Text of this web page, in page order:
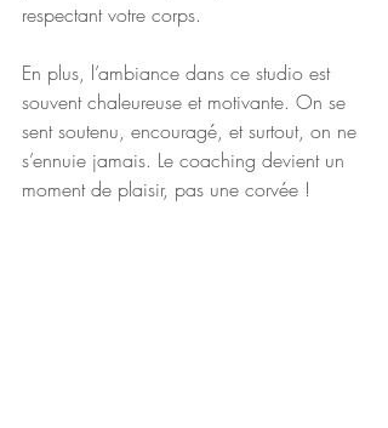
respectant votre corps.
En plus, l’ambiance dans ce studio est
souvent chaleureuse et motivante. On se
sent soutenu, encouragé, et surtout, on ne
s’ennuie jamais. Le coaching devient un
moment de plaisir, pas une corvée !